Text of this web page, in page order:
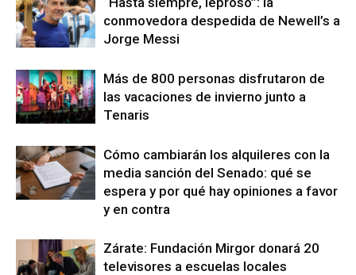
conmovedora despedida de Newell’s a
Jorge Messi
Más de 800 personas disfrutaron de
las vacaciones de invierno junto a
Tenaris
Cómo cambiarán los alquileres con la
media sanción del Senado: qué se
espera y por qué hay opiniones a favor
y en contra
Zárate: Fundación Mirgor donará 20
televisores a escuelas locales